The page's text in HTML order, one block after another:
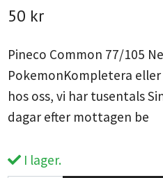
50 kr
Pineco Common 77/105
PokemonKompletera
hos oss, vi har tusentals
dagar efter mottagen be
I lager.